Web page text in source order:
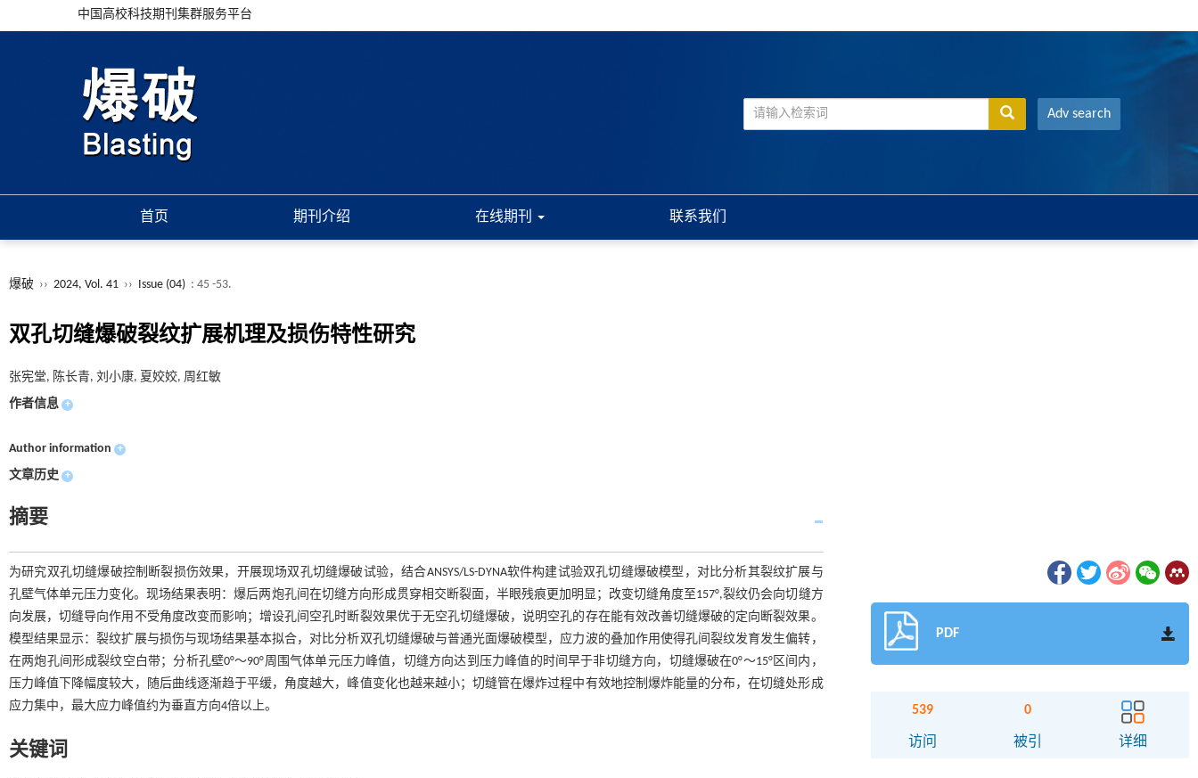
中国高校科技期刊集群服务平台
Adv search
首页 期刊介绍 在线期刊 联系我们
爆破 ›› 2024, Vol. 41 ›› Issue (04) : 45 -53.
双孔切缝爆破裂纹扩展机理及损伤特性研究
张宪堂, 陈长青, 刘小康, 夏姣姣, 周红敏
作者信息 +
Author information +
文章历史 +
摘要
为研究双孔切缝爆破控制断裂损伤效果，开展现场双孔切缝爆破试验，结合ANSYS/LS-DYNA软件构建试验双孔切缝爆破模型，对比分析其裂纹扩展与
孔壁气体单元压力变化。现场结果表明：爆后两炮孔间在切缝方向形成贯穿相交断裂面，半眼残痕更加明显；改变切缝角度至157°,裂纹仍会向切缝方
向发展，切缝导向作用不受角度改变而影响；增设孔间空孔时断裂效果优于无空孔切缝爆破，说明空孔的存在能有效改善切缝爆破的定向断裂效果。
模型结果显示：裂纹扩展与损伤与现场结果基本拟合，对比分析双孔切缝爆破与普通光面爆破模型，应力波的叠加作用使得孔间裂纹发育发生偏转，
在两炮孔间形成裂纹空白带；分析孔壁0°～90°周围气体单元压力峰值，切缝方向达到压力峰值的时间早于非切缝方向，切缝爆破在0°～15°区间内，
压力峰值下降幅度较大，随后曲线逐渐趋于平缓，角度越大，峰值变化也越来越小；切缝管在爆炸过程中有效地控制爆炸能量的分布，在切缝处形成
应力集中，最大应力峰值约为垂直方向4倍以上。
关键词
PDF
539
访问
0
被引 详细